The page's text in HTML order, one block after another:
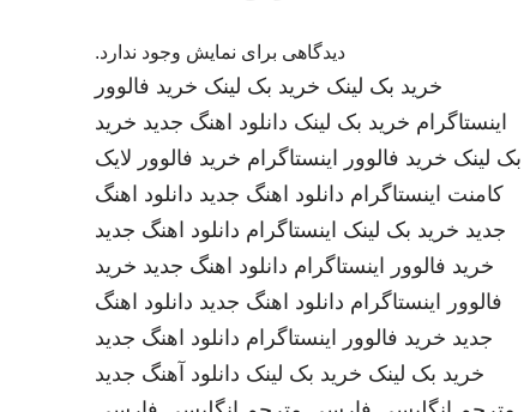
دیدگاهی برای نمایش وجود ندارد.
خرید بک لینک خرید بک لینک خرید فالوور
اینستاگرام خرید بک لینک دانلود اهنگ جدید خرید
بک لینک خرید فالوور اینستاگرام خرید فالوور لایک
کامنت اینستاگرام دانلود اهنگ جدید دانلود اهنگ
جدید خرید بک لینک اینستاگرام دانلود اهنگ جدید
خرید فالوور اینستاگرام دانلود اهنگ جدید خرید
فالوور اینستاگرام دانلود اهنگ جدید دانلود اهنگ
جدید خرید فالوور اینستاگرام دانلود اهنگ جدید
خرید بک لینک خرید بک لینک دانلود آهنگ جدید